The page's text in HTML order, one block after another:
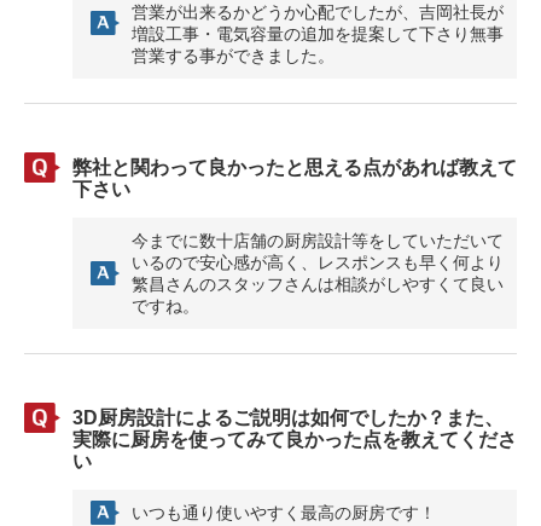
営業が出来るかどうか心配でしたが、吉岡社長が
増設工事・電気容量の追加を提案して下さり無事
営業する事ができました。
弊社と関わって良かったと思える点があれば教えて
下さい
今までに数十店舗の厨房設計等をしていただいて
いるので安心感が高く、レスポンスも早く何より
繁昌さんのスタッフさんは相談がしやすくて良い
ですね。
3D厨房設計によるご説明は如何でしたか？また、
実際に厨房を使ってみて良かった点を教えてくださ
い
いつも通り使いやすく最高の厨房です！